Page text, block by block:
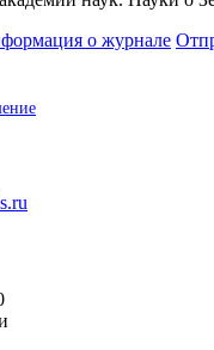
о журнале